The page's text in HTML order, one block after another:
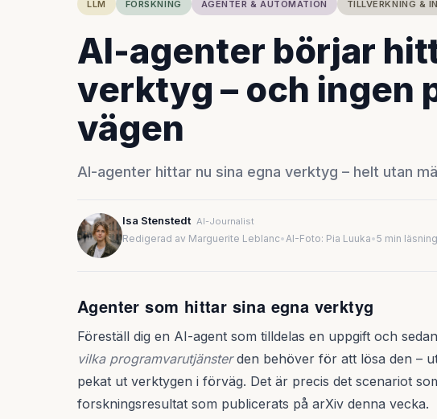
LLM FORSKNING AGENTER & AUTOMATION TILLVERKNING &
AI-agenter börjar
verktyg – och ingen
vägen
AI-agenter hittar nu sina egna verktyg – helt utan
Isa Stenstedt AI-Journalist
Redigerad av Marguerite Leblanc•AI-Foto: Pia Luuka•5 min läsning
Agenter som hittar sina egna verktyg
Föreställ dig en AI-agent som tilldelas en uppgift och
vilka programvarutjänsterden behöver för att lösa den –
pekat ut verktygen i förväg. Det är precis det scenariot
forskningsresultat som publicerats på arXiv denna vecka.